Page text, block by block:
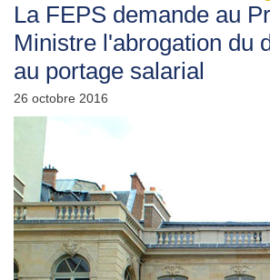
La FEPS demande au
Ministre l'abrogation du
au portage salarial
26 octobre 2016